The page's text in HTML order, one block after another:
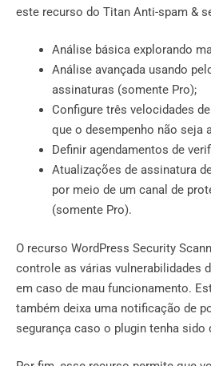
este recurso do Titan Anti-spam &
Análise básica explorando
Análise avançada usando
assinaturas (somente Pro);
Configure três velocidades
que o desempenho não seja
Definir agendamentos de
Atualizações de assinatura
por meio de um canal de
(somente Pro).
O recurso WordPress Security
controle as várias vulnerabilidades
em caso de mau funcionamento.
também deixa uma notificação de
segurança caso o plugin tenha